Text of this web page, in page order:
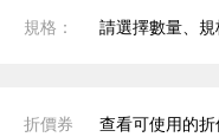
規格： 請選擇數量、
折價券 查看可使用的折